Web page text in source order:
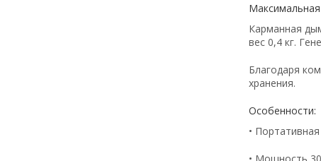
Карманная
вес 0,4 кг.
Благодаря
хранения.
Особенности:
•